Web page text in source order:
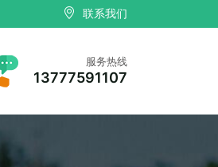
联系我们
服务热线
13777591107